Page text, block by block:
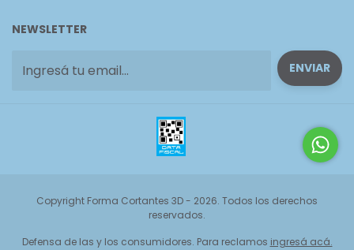
NEWSLETTER
Copyright Forma Cortantes 3D - 2026. Todos los derechos
reservados.
Defensa de las y los consumidores. Para reclamos ingresá acá.